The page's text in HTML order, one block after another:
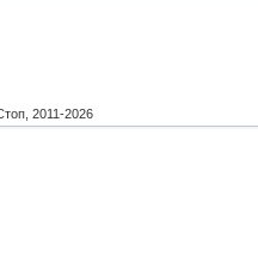
2011-2026